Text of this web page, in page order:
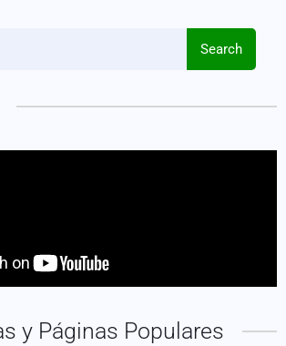
Search
y Páginas Populares